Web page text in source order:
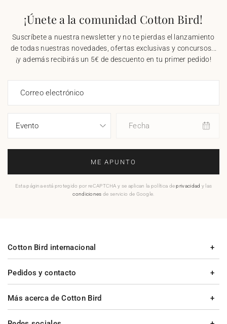
¡Únete a la comunidad Cotton Bird!
Suscríbete a nuestra newsletter y no te pierdas el lanzamiento
de todas nuestras novedades, ofertas exclusivas y concursos...
¡y además recibirás un 5€ de descuento en tu primer pedido!
Correo electrónico
Fecha
ME APUNTO
Esta página está protegido por reCAPTCHA y se aplican la política deprivacidad y las
condiciones de servicio de Google.
Pedidos y contacto
Más acerca de Cotton Bird
Cotton Bird internacional